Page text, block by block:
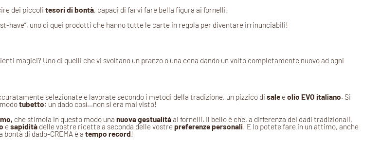
dei piccoli tesori di bontà, capaci di farvi fare bella figura ai fornelli!
have’’, uno di quei prodotti che hanno tutte le carte in regola per diventare irrinunciabili!
magici? Uno di quelli che vi svoltano un pranzo o una cena dando un volto completamente nuovo ad ogni
selezionate e lavorate secondo i metodi della tradizione, un pizzico di saleeolio EVO italiano. Si
tubetto: un dado così…non si era mai visto!
che stimola in questo modo una nuova gestualitàai fornelli. Il bello è che, a differenza dei dadi tradizionali,
esapiditàdelle vostre ricette a seconda delle vostrepreferenze personali! E lo potete fare in un attimo, anche
di dado-CREMA è a tempo record!